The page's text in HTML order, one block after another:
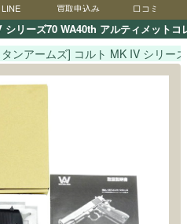
リーズ70 WA40th アルティメット
LINE 買取申込み 口コミ
ンアームズ] コルト MK IV シリー